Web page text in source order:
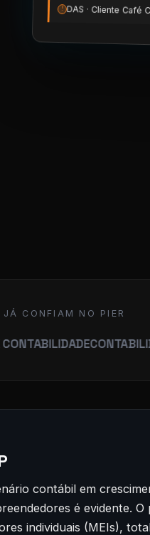
! DAS · Cliente
JÁ CONFIAM NO PIER
CONTABILIDADE
contábil em
é evidente. O
individuais (MEIs),